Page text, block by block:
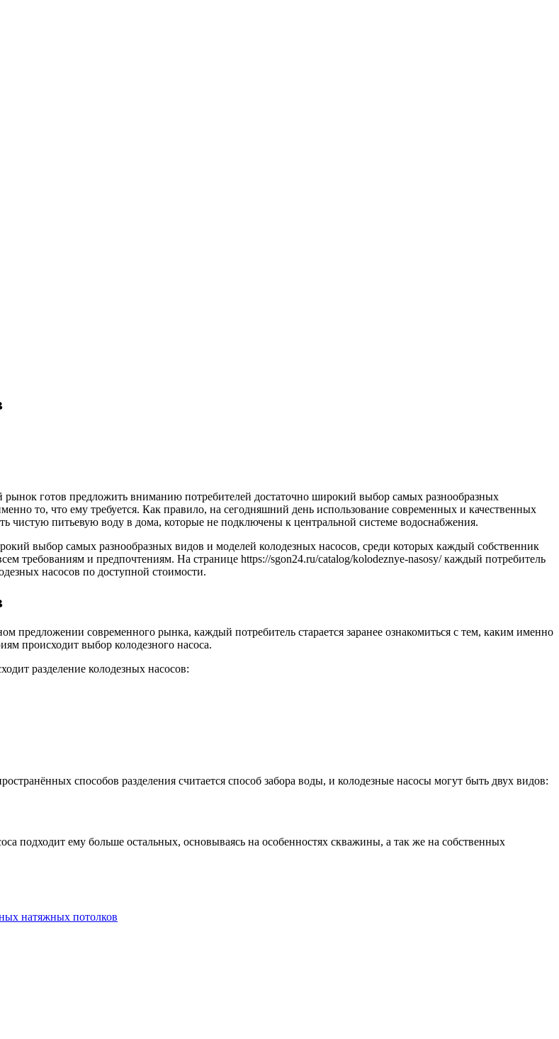
готов предложить вниманию потребителей достаточно широкий выбор самых разнообразных
то, что ему требуется. Как правило, на сегодняшний день использование современных и качественных
чистую питьевую воду в дома, которые не подключены к центральной системе водоснабжения.
выбор самых разнообразных видов и моделей колодезных насосов, среди которых каждый собственник
требованиям и предпочтениям. На странице https://sgon24.ru/catalog/kolodeznye-nasosy/ каждый потребитель
насосов по доступной стоимости.
предложении современного рынка, каждый потребитель старается заранее ознакомиться с тем, каким именно
происходит выбор колодезного насоса.
разделение колодезных насосов:
способов разделения считается способ забора воды, и колодезные насосы могут быть двух видов:
подходит ему больше остальных, основываясь на особенностях скважины, а так же на собственных
натяжных потолков